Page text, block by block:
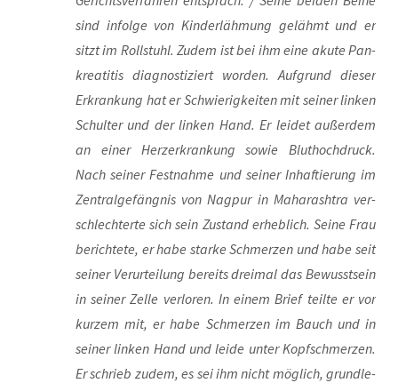
sind infol­ge von Kin­der­läh­mung gelähmt und er
sitzt im Roll­stuhl. Zudem ist bei ihm eine aku­te Pan­
krea­ti­tis dia­gnos­ti­ziert wor­den. Auf­grund die­ser
Erkran­kung hat er Schwie­rig­kei­ten mit sei­ner lin­ken
Schul­ter und der lin­ken Hand. Er lei­det außer­dem
an einer Herz­er­kran­kung sowie Blut­hoch­druck.
Nach sei­ner Fest­nah­me und sei­ner Inhaf­tie­rung im
Zen­tral­ge­fäng­nis von Nag­pur in Maha­rash­tra ver­
schlech­ter­te sich sein Zustand erheb­lich. Sei­ne Frau
berich­te­te, er habe star­ke Schmer­zen und habe seit
sei­ner Ver­ur­tei­lung bereits drei­mal das Bewusst­sein
in sei­ner Zel­le ver­lo­ren. In einem Brief teil­te er vor
kur­zem mit, er habe Schmer­zen im Bauch und in
sei­ner lin­ken Hand und lei­de unter Kopf­schmer­zen.
Er schrieb zudem, es sei ihm nicht mög­lich, grund­le­